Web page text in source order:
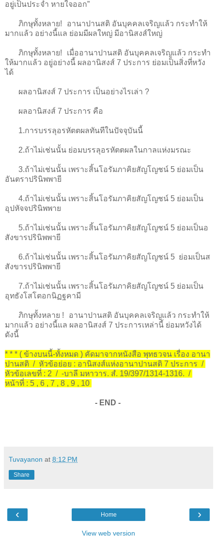
อยู่เป็นประจำ หายใจออก”
ภิกษุทั้งหลาย! อานาปานสติ อันบุคคลเจริญแล้ว กระทำให้
มากแล้ว อย่างนี้แล ย่อมมีผลใหญ่ มีอานิสงส์ใหญ่
ภิกษุทั้งหลาย! เมื่ออานาปานสติ อันบุคคลเจริญแล้ว กระทำ
ให้มากแล้ว อยู่อย่างนี้ ผลอานิสงส์ 7 ประการ ย่อมเป็นสิ่งที่หวัง
ได้
ผลอานิสงส์ 7 ประการ เป็นอย่างไรเล่า ?
ผลอานิสงส์ 7 ประการ คือ
1.การบรรลุอรหัตตผลทันทีในปัจจุบันนี้
2.ถ้าไม่เช่นนั้น ย่อมบรรลุอรหัตตผลในกาลแห่งมรณะ
3.ถ้าไม่เช่นนั้น เพราะสิ้นโอรัมภาคิยสัญโญชน์ 5 ย่อมเป็น
อันตราปรินิพพายี
4.ถ้าไม่เช่นนั้น เพราะสิ้นโอรัมภาคิยสัญโญชน์ 5 ย่อมเป็น
อุปหัจจปรินิพพาย
5.ถ้าไม่เช่นนั้น เพราะสิ้นโอรัมภาคิยสัญโญชน์ 5 ย่อมเป็นอ
สังขารปรินิพพายี
6.ถ้าไม่เช่นนั้น เพราะสิ้นโอรัมภาคิยสัญโญชน์ 5 ย่อมเป็นส
สังขารปรินิพพายี
7.ถ้าไม่เช่นนั้น เพราะสิ้นโอรัมภาคิยสัญโญชน์ 5 ย่อมเป็น
อุทธังโสโตอกนิฏฐคามี
ภิกษุทั้งหลาย ! อานาปานสติ อันบุคคลเจริญแล้ว กระทำให้
มากแล้ว อย่างนี้แล ผลอานิสงส์ 7 ประการเหล่านี้ ย่อมหวังได้
ดังนี้
* * * ( ข้างบนนี้-ทั้งหมด ) คัดมาจากหนังสือ พุทธวจน เรื่อง อานา
ปานสติ / หัวข้อย่อย : อานิสงส์แห่งอานาปานสติ 7 ประการ /
หัวข้อเลขที่ : 2 / -บาลี มหาวาร. สํ. 19/397/1314-1316. /
หน้าที่ : 5 , 6 , 7 , 8 , 9 , 10
- END -
Tuvayanon at 8:12 PM
Share
‹ ›
Home
View web version